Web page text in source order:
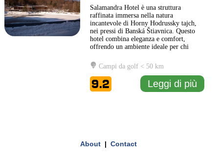
Salamandra Hotel è una struttura
raffinata immersa nella natura
incantevole di Horny Hodrussky tajch,
nei pressi di Banská Štiavnica. Questo
hotel combina eleganza e comfort,
offrendo un ambiente ideale per chi
Salamandra Hotel riflettono uno stile
contemporaneo, con un'attenzione ai
dettagli che crea un'atmosfera
accogliente e raffinata. Gli ospiti
possono
... Leggi di più
Campi da golf < 50 km
9.2 Leggi di più
About| Contact